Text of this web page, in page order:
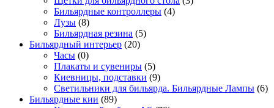
Бильярдные контроллеры (4)
Лузы (8)
Бильярдная резина (5)
Бильярдный интерьер (20)
Часы (0)
Плакаты и сувениры (5)
Киевницы, подставки (9)
Светильники для бильярда. Бильярдные Лампы (6)
Бильярдные кии (89)